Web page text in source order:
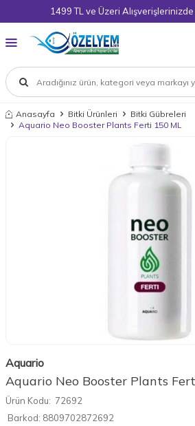
1499 TL ve Üzeri Alışverişlerinizde
Anasayfa Bitki Ürünleri
Bitki Gübreleri
Aquario Neo Booster Plants Ferti 150 ML
Aquario
Aquario Neo Booster Plants
Ürün Kodu: 72692
Barkod: 8809702872692